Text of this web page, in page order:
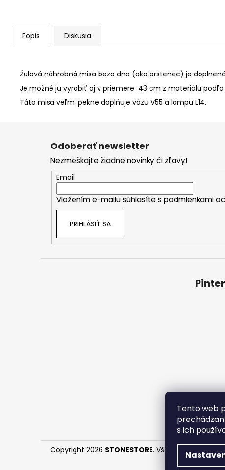
Tento web
s ich
Popis Diskusia
Žulová náhrobná misa bezo dna (ako prstenec) je
Je možné ju vyrobiť aj v priemere 43 cm z materiálu
Táto misa veľmi pekne doplňuje vázu V55 a lampu L14.
Z
Odoberať newsletter
Nezmeškajte žiadne novinky či zľavy!
Email
Vložením e-mailu súhlasíte s podmienkami
PRIHLÁSIŤ SA
Copyright 2026 STONESTORE. Všetky práva